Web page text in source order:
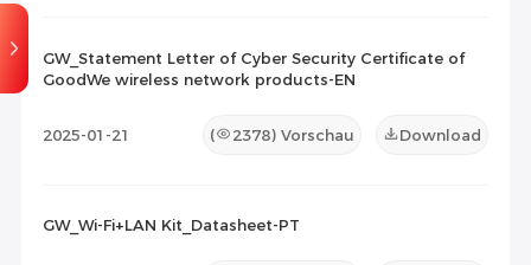
GW_Statement Letter of Cyber Security Certificate of
GoodWe wireless network products-EN
2025-01-21 ( 2378) Vorschau Download
GW_Wi-Fi+LAN Kit_Datasheet-PT